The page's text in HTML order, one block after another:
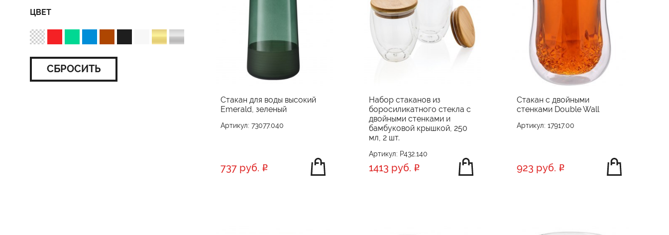
ЦВЕТ
СБРОСИТЬ
Стакан для воды высокий
Emerald, зеленый
Артикул: 73077.040
737 руб.
Набор стаканов из
боросиликатного стекла с
двойными стенками и
бамбуковой крышкой, 250
мл, 2 шт.
Артикул: P432.140
1413 руб.
Стакан с двойными
стенками Double Wall
Артикул: 17917.00
923 руб.